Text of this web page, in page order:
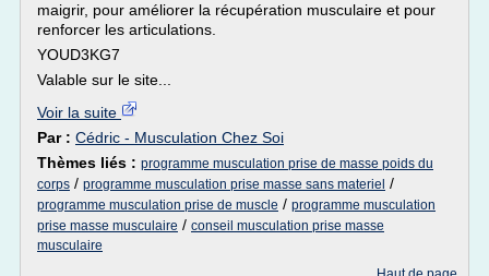
maigrir, pour améliorer la récupération musculaire et pour
renforcer les articulations.
YOUD3KG7
Valable sur le site...
Voir la suite
Par : Cédric - Musculation Chez Soi
Thèmes liés : programme musculation prise de masse poids du
corps / programme musculation prise masse sans materiel /
programme musculation prise de muscle / programme musculation
prise masse musculaire / conseil musculation prise masse
musculaire